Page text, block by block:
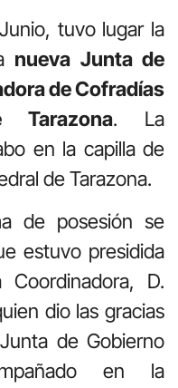
tuvo lugar la
nueva Junta de
de Cofradías
. La
en la capilla de
deTarazona.
de posesión se
estuvo presidida
D.
dio las gracias
de Gobierno
en la